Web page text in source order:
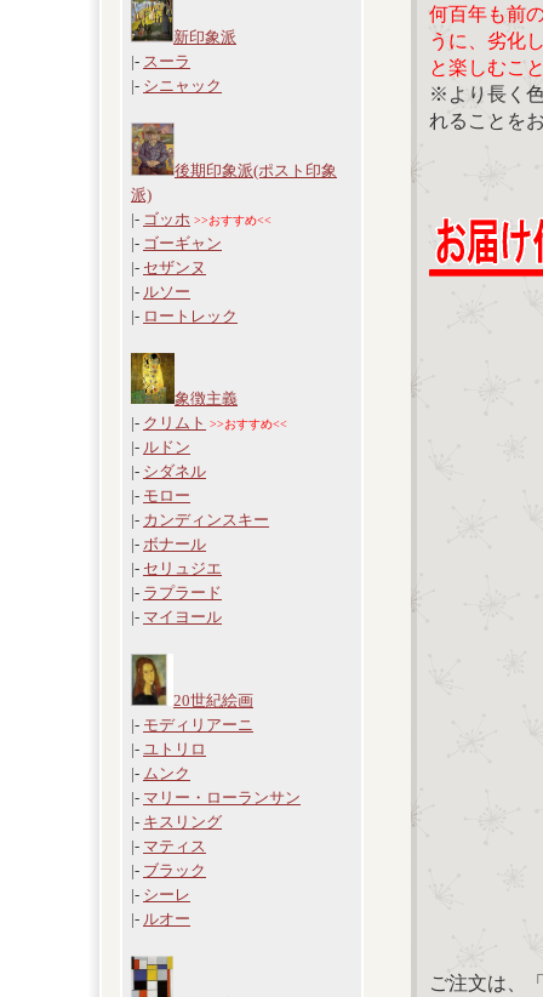
新印象派
|- スーラ
|- シニャック
後期印象派(ポスト印象
派)
|- ゴッホ >>おすすめ<<
|- ゴーギャン
|- セザンヌ
|- ルソー
|- ロートレック
象徴主義
|- クリムト >>おすすめ<<
|- ルドン
|- シダネル
|- モロー
|- カンディンスキー
|- ボナール
|- セリュジエ
|- ラプラード
|- マイヨール
20世紀絵画
|- モディリアーニ
|- ユトリロ
|- ムンク
|- マリー・ローランサン
|- キスリング
|- マティス
|- ブラック
|- シーレ
|- ルオー
何百年も前
うに、劣化
と楽しむこ
※より長く
れることを
ご注文は、